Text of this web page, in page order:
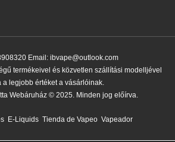
Email: ibvape@outlook.com
termékeivel és közvetlen szállítási modelljével
a legjobb értéket a vásárlóinak.
Webáruház © 2025. Minden jog előírva.
E-Liquids Tienda de Vapeo Vapeador